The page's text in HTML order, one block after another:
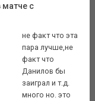
матче с
не факт что эта
пара лучше,не
факт что
Данилов бы
заиграл и т.д.
много но. это